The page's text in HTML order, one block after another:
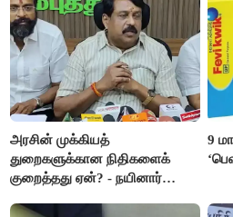
எம்.எல்.ஏக்கள் பரபரப்பு பேட்டி
அரசின் முக்கியத்
துறைகளுக்கான நிதிகளைக்
குறைத்தது ஏன்? - நயினார்
9